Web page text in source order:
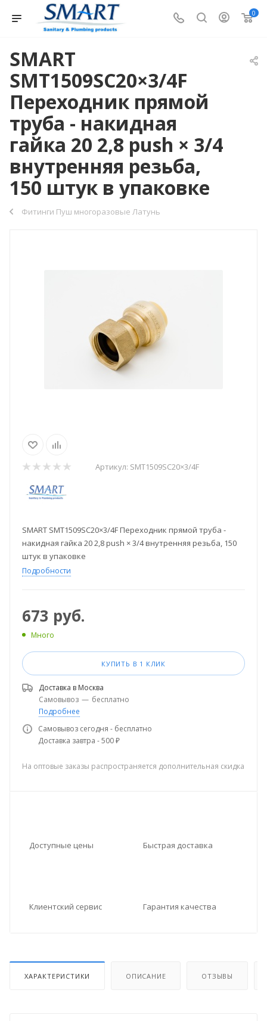
0
SMART
SMT1509SC20×3/4F
Переходник прямой
труба - накидная
гайка 20 2,8 push × 3/4
внутренняя резьба,
150 штук в упаковке
Фитинги Пуш многоразовые Латунь
Артикул: SMT1509SC20×3/4F
SMART SMT1509SC20×3/4F Переходник прямой труба -
накидная гайка 20 2,8 push × 3/4 внутренняя резьба, 150
штук в упаковке
Подробности
673 руб.
Много
КУПИТЬ В 1 КЛИК
Доставка в Москва
Самовывоз — бесплатно
Подробнее
Самовывоз сегодня - бесплатно
Доставка завтра - 500 ₽
На оптовые заказы распространяется дополнительная скидка
Доступные цены Быстрая доставка
Клиентский сервис Гарантия качества
ХАРАКТЕРИСТИКИ ОПИСАНИЕ ОТЗЫВЫ